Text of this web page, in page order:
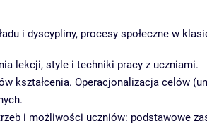
i dyscypliny, procesy społeczne w
lekcji, style i techniki pracy z uczniami.
kształcenia. Operacjonalizacja celów
i możliwości uczniów: podstawowe